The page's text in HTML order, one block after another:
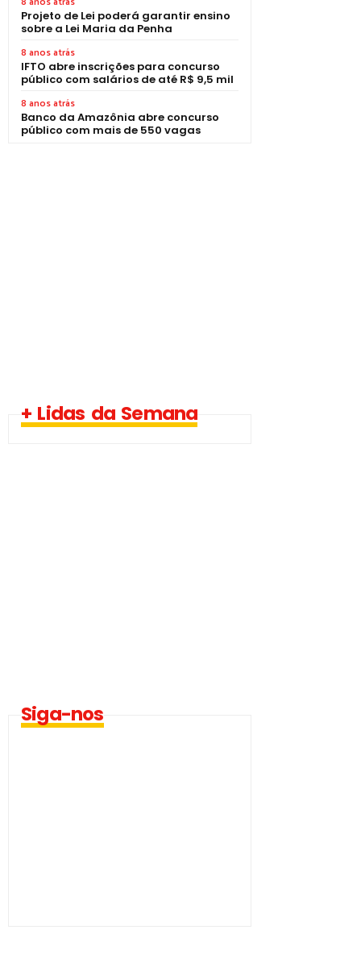
Projeto de Lei poderá garantir ensino
sobre a Lei Maria da Penha
8 anos atrás
IFTO abre inscrições para concurso
público com salários de até R$ 9,5 mil
8 anos atrás
Banco da Amazônia abre concurso
público com mais de 550 vagas
+ Lidas da Semana
Siga-nos